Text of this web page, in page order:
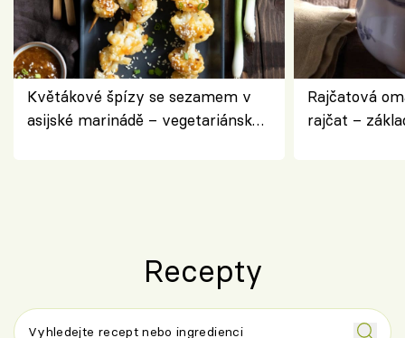
Květákové špízy se sezamem v
asijské marinádě – vegetariánská
Rajčatová
rajčat –
Recepty